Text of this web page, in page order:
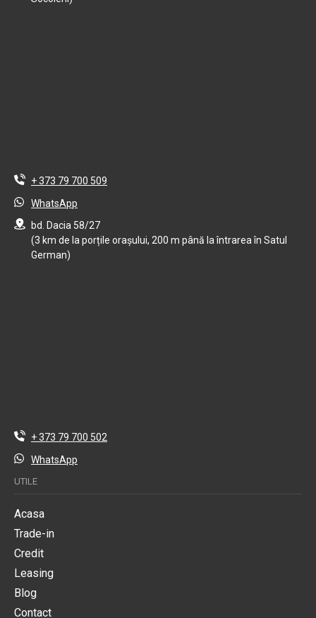
+ 373 79 700 509
WhatsApp
bd. Dacia 58/27
(3 km de la porțile orașului, 200 m până la întrarea în Satul
German)
+ 373 79 700 502
WhatsApp
UTILE
Acasa
Trade-in
Credit
Leasing
Blog
Contact